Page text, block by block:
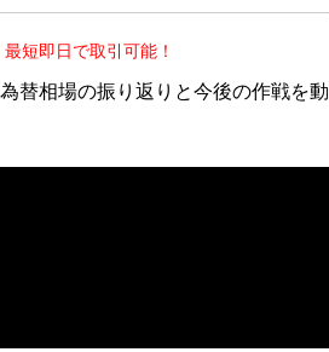
短即日で取引可能！
替相場の振り返りと今後の作戦を動